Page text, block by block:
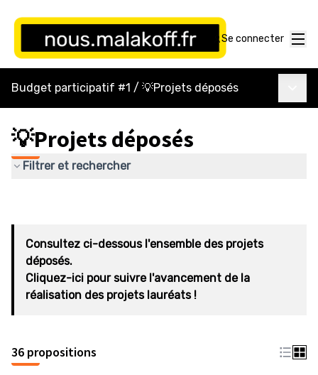
Se connecter
Budget participatif #1 / 💡Projets déposés
💡Projets déposés
Filtrer et rechercher
Consultez ci-dessous l'ensemble des projets
déposés.
Cliquez-ici pour suivre l'avancement de la
réalisation des projets lauréats !
36 propositions